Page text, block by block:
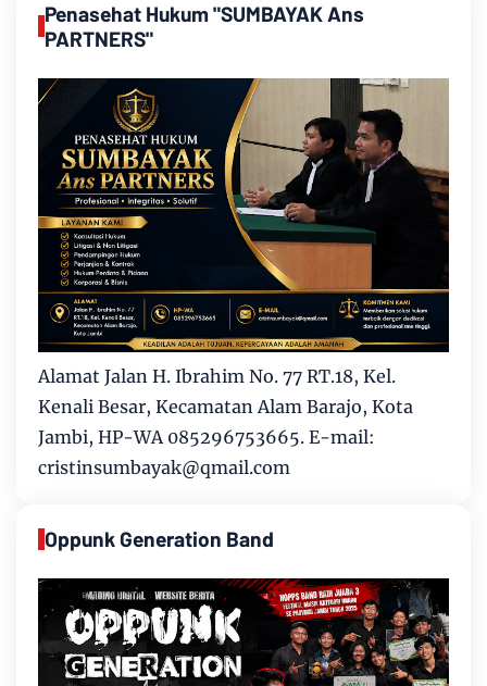
Penasehat Hukum "SUMBAYAK Ans
PARTNERS"
Alamat Jalan H. Ibrahim No. 77 RT.18, Kel.
Kenali Besar, Kecamatan Alam Barajo, Kota
Jambi, HP-WA 085296753665. E-mail:
cristinsumbayak@qmail.com
Oppunk Generation Band